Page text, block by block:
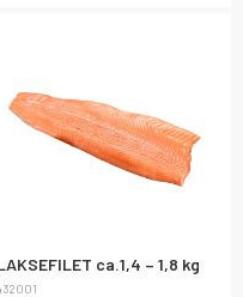
ca.1,4 – 1,8 kg